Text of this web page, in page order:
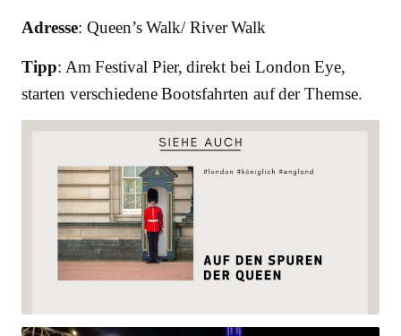
Adresse: Queen’s Walk/ River Walk
Tipp: Am Festival Pier, direkt bei London Eye,
starten verschiedene Bootsfahrten auf der Themse.